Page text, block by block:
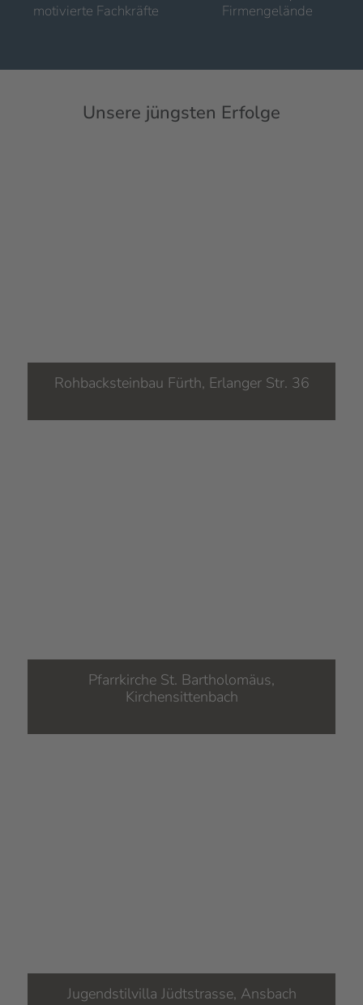
motivierte Fachkräfte Firmengelände
Unsere jüngsten Erfolge
Rohbacksteinbau Fürth, Erlanger Str. 36
Pfarrkirche St. Bartholomäus,
Kirchensittenbach
Jugendstilvilla Jüdtstrasse, Ansbach